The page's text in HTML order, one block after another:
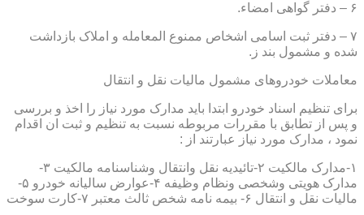
۶ – دفتر گواهی امضاء.
۷ – دفتر ثبت اسامی اشخاص ممنوع المعامله و املاک بازداشت
شده و مشمول بند ز.
معاملات خودروهای مشمول مالیات نقل و انتقال
برای تنظیم اسناد خودرو ابتدا باید مدارک مورد نیاز را اخذ و بررسی
و پس از تطابق با مقررات مربوطه نسبت به تنظیم و ثبت ان اقدام
نمود ، مدارک مورد نیاز عبارتند از :
۱-مدارک مالکیت ۲-تائیدیه نقل وانتقال وشناسنامه مالکیت ۳-
مدارک هویتی وشخصی ونظام وظیفه ۴-عوارض سالیانه خودرو ۵-
مالیات نقل و انتقال ۶- بیمه نامه شخص ثالث معتبر ۷-کارت سوخت